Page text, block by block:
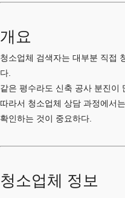
개요
청소업체 검색자는 대부분 직접
다.
같은 평수라도 신축 공사 분진이
따라서 청소업체 상담 과정에서
확인하는 것이 중요하다.
청소업체 정보